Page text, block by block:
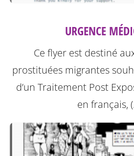
URGENCE
Ce flyer est destiné
prostituées migrantes
d’un Traitement Post
en français,